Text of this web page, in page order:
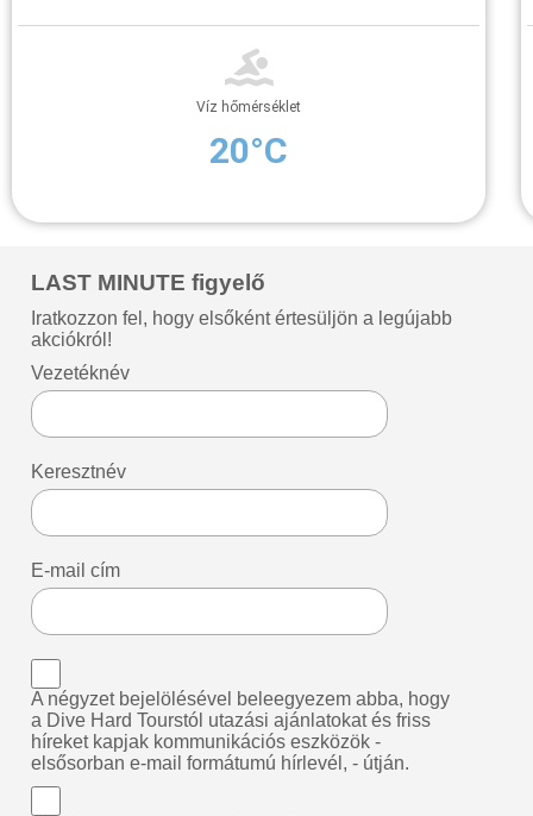
Víz hőmérséklet
20°C
LAST MINUTE figyelő
Iratkozzon fel, hogy elsőként értesüljön a legújabb
akciókról!
Vezetéknév
Keresztnév
E-mail cím
A négyzet bejelölésével beleegyezem abba, hogy
a Dive Hard Tourstól utazási ajánlatokat és friss
híreket kapjak kommunikációs eszközök -
elsősorban e-mail formátumú hírlevél, - útján.